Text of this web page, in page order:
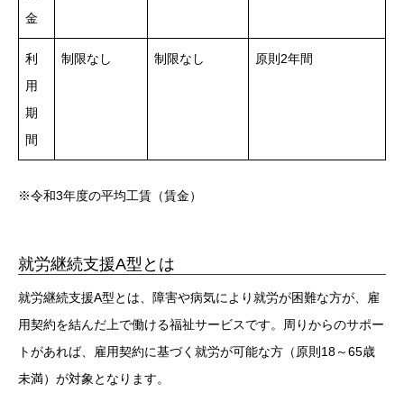
金
利
用
期
間
制限なし 制限なし 原則2年間
※令和3年度の平均工賃（賃金）
就労継続支援A型とは
就労継続支援A型とは、障害や病気により就労が困難な方が、雇
用契約を結んだ上で働ける福祉サービスです。周りからのサポー
トがあれば、雇用契約に基づく就労が可能な方（原則18～65歳
未満）が対象となります。